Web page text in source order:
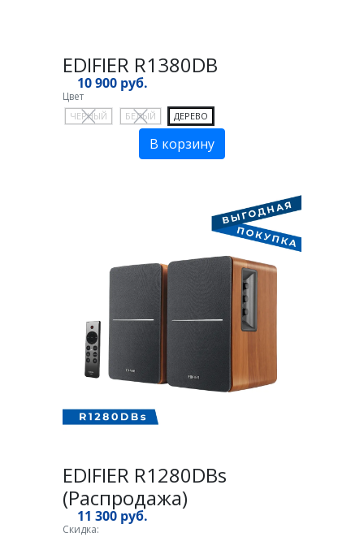
EDIFIER R1380DB
10 900 руб.
Цвет
ЧЕРНЫЙ БЕЛЫЙ ДЕРЕВО
В корзину
EDIFIER R1280DBs
(Распродажа)
11 300 руб.
Скидка: